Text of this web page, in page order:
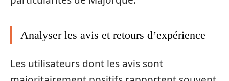
Analyser les avis et retours d’expérience
Les utilisateurs dont les avis sont